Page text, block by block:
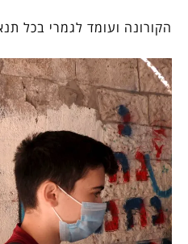
הקורונה ועומד לגמרי בכל